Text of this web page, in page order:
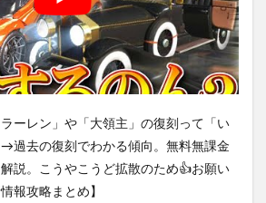
ラーレン」や「大領主」の復刻って「い
過去の復刻でわかる傾向。無料無課金
説。こうやこうど拡散のため👍お願い
報攻略まとめ】